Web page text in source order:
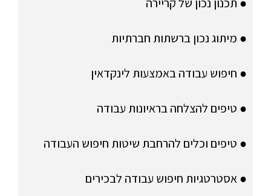
● מיתוג נכון ברשתות חברתיות
● חיפוש עבודה באמצעות לינקדאין
● טיפים להצלחה בראיונות עבודה
● טיפים וכלים להרחבת שיטות חיפוש העבודה
● אסטרטגיות חיפוש עבודה לבכירים